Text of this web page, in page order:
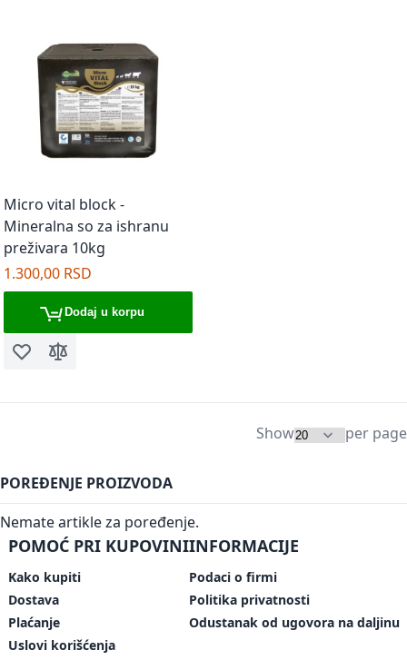
Micro vital block -
Mineralna so za ishranu
preživara 10kg
1.300,00 RSD
Dodaj u korpu
Dodaj u listu želja
Dodaj za poređenje
Show per page
POREĐENJE PROIZVODA
Nemate artikle za poređenje.
POMOĆ PRI KUPOVINI
Kako kupiti
Dostava
Plaćanje
Uslovi korišćenja
INFORMACIJE
Podaci o firmi
Politika privatnosti
Odustanak od ugovora na daljinu